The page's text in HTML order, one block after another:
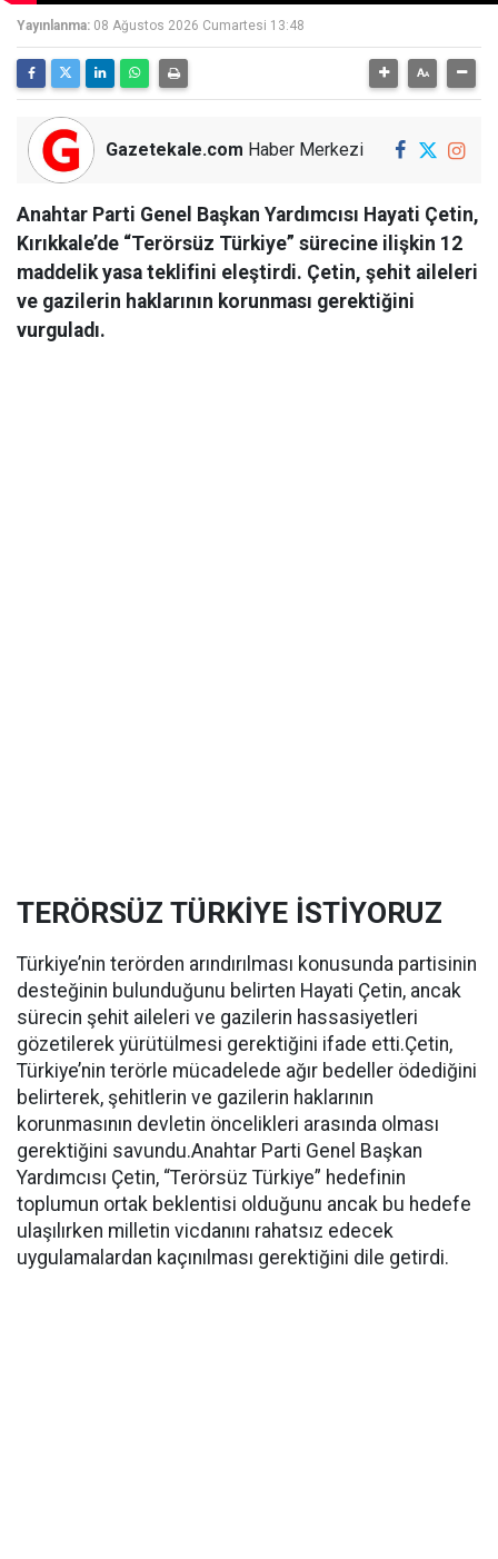
Yayınlanma: 08 Ağustos 2026 Cumartesi 13:48
Gazetekale.com Haber Merkezi
Anahtar Parti Genel Başkan Yardımcısı Hayati Çetin,
Kırıkkale’de “Terörsüz Türkiye” sürecine ilişkin 12
maddelik yasa teklifini eleştirdi. Çetin, şehit aileleri
ve gazilerin haklarının korunması gerektiğini
vurguladı.
TERÖRSÜZ TÜRKİYE İSTİYORUZ
Türkiye’nin terörden arındırılması konusunda partisinin
desteğinin bulunduğunu belirten Hayati Çetin, ancak
sürecin şehit aileleri ve gazilerin hassasiyetleri
gözetilerek yürütülmesi gerektiğini ifade etti.Çetin,
Türkiye’nin terörle mücadelede ağır bedeller ödediğini
belirterek, şehitlerin ve gazilerin haklarının
korunmasının devletin öncelikleri arasında olması
gerektiğini savundu.Anahtar Parti Genel Başkan
Yardımcısı Çetin, “Terörsüz Türkiye” hedefinin
toplumun ortak beklentisi olduğunu ancak bu hedefe
ulaşılırken milletin vicdanını rahatsız edecek
uygulamalardan kaçınılması gerektiğini dile getirdi.